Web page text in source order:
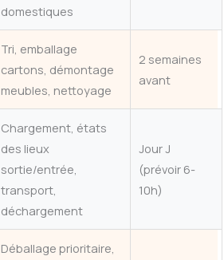
domestiques
Tri, emballage
cartons, démontage
meubles, nettoyage
2 semaines
avant
Chargement, états
des lieux
sortie/entrée,
transport,
déchargement
Jour J
(prévoir 6-
10h)
Déballage prioritaire,